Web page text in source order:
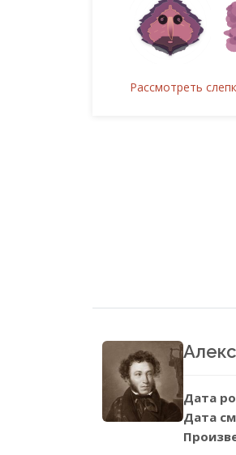
Рассмотреть
Дата
Дата